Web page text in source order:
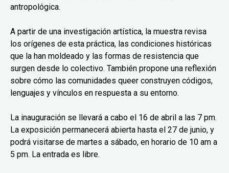
antropológica.
A partir de una investigación artística, la muestra revisa
los orígenes de esta práctica, las condiciones históricas
que la han moldeado y las formas de resistencia que
surgen desde lo colectivo. También propone una reflexión
sobre cómo las comunidades queer construyen códigos,
lenguajes y vínculos en respuesta a su entorno.
La inauguración se llevará a cabo el 16 de abril a las 7 pm.
La exposición permanecerá abierta hasta el 27 de junio, y
podrá visitarse de martes a sábado, en horario de 10 am a
5 pm. La entrada es libre.